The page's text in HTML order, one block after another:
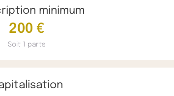
minimum
200 €
Soit 1 parts